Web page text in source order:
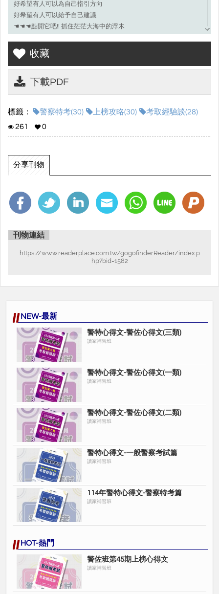
好希望有人可以為自己指引方向
好希望有人可以給予自己建議
☚☚☚點開它吧!! 抓住茫茫大海中的浮木
\\讀家補習班 讓你國考穩如山//
☆進入電子書畫面點選左側⌜☁下載⌟符號，就可以下載上榜攻略囉!!
☆
收藏
下載PDF
標籤： 警察特考(30) 上榜攻略(30)
考取經驗談(28)
261
0
分享刊物
刊物連結
https://www.readerplace.com.tw/gogofinderReader/index.p
hp?bid=1582
NEW-最新
警特心得文-警佐心得文(三類)
讀家補習班
警特心得文-警佐心得文(一類)
讀家補習班
警特心得文-警佐心得文(二類)
讀家補習班
警特心得文-一般警察考試篇
讀家補習班
114年警特心得文-警察特考篇
讀家補習班
HOT-熱門
警佐班第45期上榜心得文
讀家補習班